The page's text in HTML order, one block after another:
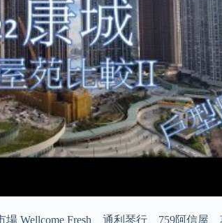
Wellcome Fresh、通利琴行、759阿信